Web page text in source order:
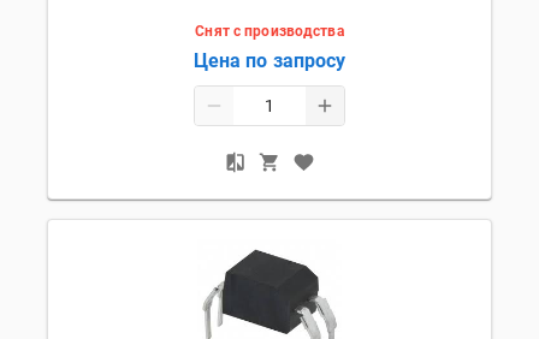
Снят с производства
Цена по запросу